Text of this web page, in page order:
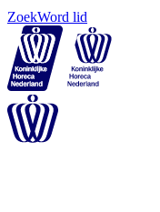
ZoekWord lid